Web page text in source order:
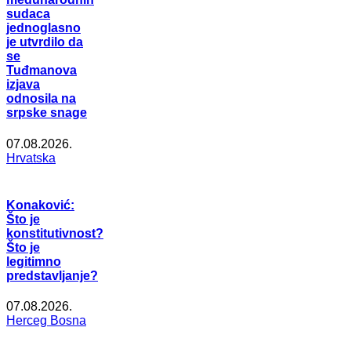
sudaca
jednoglasno
je utvrdilo da
se
Tuđmanova
izjava
odnosila na
srpske snage
07.08.2026.
Hrvatska
Konaković:
Što je
konstitutivnost?
Što je
legitimno
predstavljanje?
07.08.2026.
Herceg Bosna